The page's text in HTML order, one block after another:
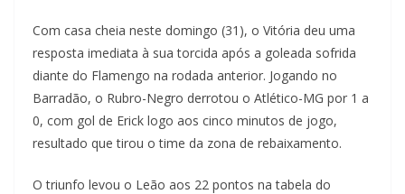
Com casa cheia neste domingo (31), o Vitória deu uma
resposta imediata à sua torcida após a goleada sofrida
diante do Flamengo na rodada anterior. Jogando no
Barradão, o Rubro-Negro derrotou o Atlético-MG por 1 a
0, com gol de Erick logo aos cinco minutos de jogo,
resultado que tirou o time da zona de rebaixamento.
O triunfo levou o Leão aos 22 pontos na tabela do